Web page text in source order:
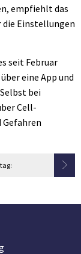
empfiehlt das
die Einstellungen
seit Februar
eine App und
bei
Cell-